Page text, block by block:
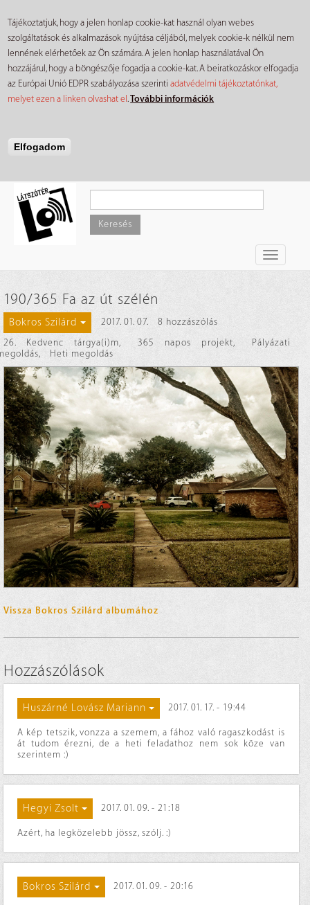
Tájékoztatjuk, hogy a jelen honlap cookie-kat használ olyan webes
szolgáltatások és alkalmazások nyújtása céljából, melyek cookie-k nélkül nem
lennének elérhetőek az Ön számára. A jelen honlap használatával Ön
hozzájárul, hogy a böngészője fogadja a cookie-kat. A beiratkozáskor elfogadja
az Európai Unió EDPR szabályozása szerintiadatvédelmi tájékoztatónkat,
melyet ezen a linken olvashat el.További információk
Elfogadom
tartalomra
Keresés
Toggle
190/365 Fa az út szélén
Bokros Szilárd 2017. 01. 07.
8 hozzászólás
26. Kedvenc tárgya(i)m, 365 napos projekt,
Pályázati
, Heti megoldás
Vissza Bokros Szilárd albumához
Hozzászólások
Huszárné Lovász Mariann 2017. 01. 17. - 19:44
A kép tetszik, vonzza a szemem, a fához való ragaszkodást is
át tudom érezni, de a heti feladathoz nem sok köze van
szerintem :)
Hegyi Zsolt 2017. 01. 09. - 21:18
Azért, ha legközelebb jössz, szólj. :)
Bokros Szilárd 2017. 01. 09. - 20:16